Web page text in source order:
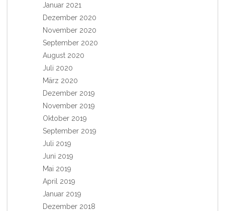
Januar 2021
Dezember 2020
November 2020
September 2020
August 2020
Juli 2020
März 2020
Dezember 2019
November 2019
Oktober 2019
September 2019
Juli 2019
Juni 2019
Mai 2019
April 2019
Januar 2019
Dezember 2018